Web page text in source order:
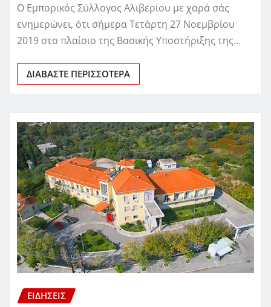
Ο Εμπορικός Σύλλογος Αλιβερίου με χαρά σάς
ενημερώνει, ότι σήμερα Τετάρτη 27 Νοεμβρίου
2019 στο πλαίσιο της Βασικής Υποστήριξης της…
ΔΙΑΒΆΣΤΕ ΠΕΡΙΣΣΌΤΕΡΑ
ΕΙΔΗΣΕΙΣ